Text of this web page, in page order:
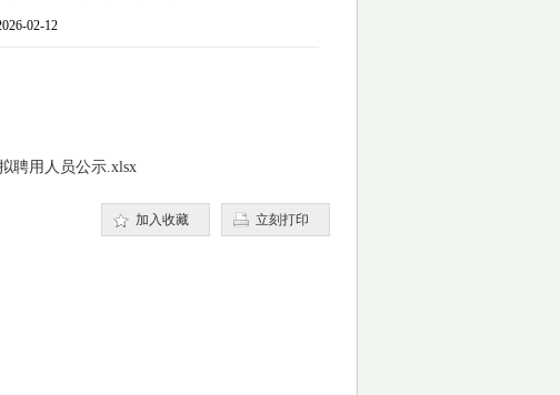
02-12
聘用人员公示.xlsx
立刻打印
加入收藏